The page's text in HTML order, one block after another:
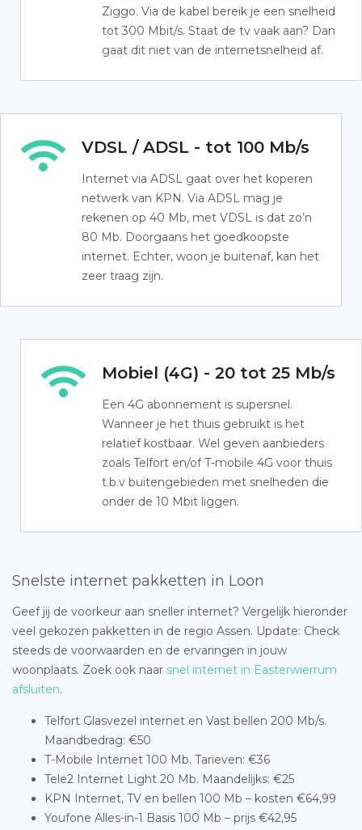
Ziggo. Via de kabel bereik je een snelheid
tot 300 Mbit/s. Staat de tv vaak aan? Dan
gaat dit niet van de internetsnelheid af.
VDSL / ADSL - tot 100 Mb/s
Internet via ADSL gaat over het koperen
netwerk van KPN. Via ADSL mag je
rekenen op 40 Mb, met VDSL is dat zo’n
80 Mb. Doorgaans het goedkoopste
internet. Echter, woon je buitenaf, kan het
zeer traag zijn.
Mobiel (4G) - 20 tot 25 Mb/s
Een 4G abonnement is supersnel.
Wanneer je het thuis gebruikt is het
relatief kostbaar. Wel geven aanbieders
zoals Telfort en/of T-mobile 4G voor thuis
t.b.v buitengebieden met snelheden die
onder de 10 Mbit liggen.
Snelste internet pakketten in Loon
Geef jij de voorkeur aan sneller internet? Vergelijk hieronder
veel gekozen pakketten in de regio Assen. Update: Check
steeds de voorwaarden en de ervaringen in jouw
woonplaats. Zoek ook naar snel internet in Easterwierrum
afsluiten.
Telfort Glasvezel internet en Vast bellen 200 Mb/s.
Maandbedrag: €50
T-Mobile Internet 100 Mb. Tarieven: €36
Tele2 Internet Light 20 Mb. Maandelijks: €25
KPN Internet, TV en bellen 100 Mb – kosten €64,99
Youfone Alles-in-1 Basis 100 Mb – prijs €42,95